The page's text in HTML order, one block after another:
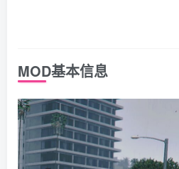
MOD基本信息